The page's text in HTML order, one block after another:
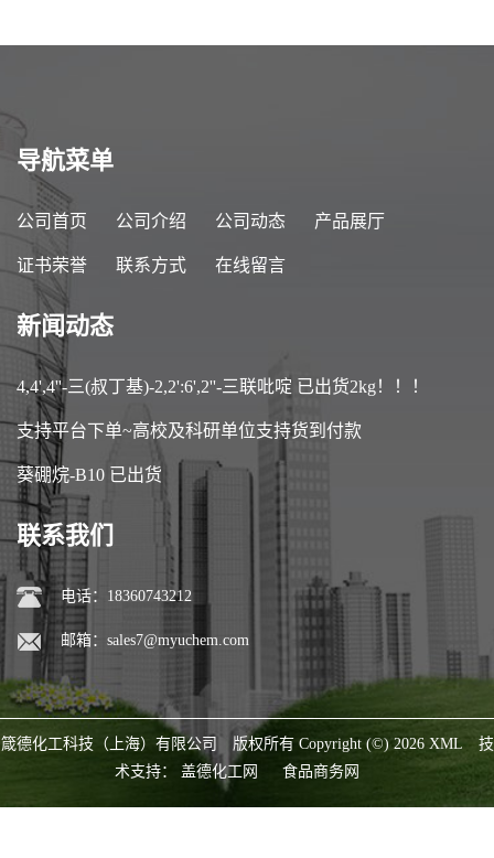
导航菜单
公司首页 公司介绍 公司动态 产品展厅
证书荣誉 联系方式 在线留言
新闻动态
4,4',4''-三(叔丁基)-2,2':6',2''-三联吡啶 已出货2kg！！！
支持平台下单~高校及科研单位支持货到付款
葵硼烷-B10 已出货
联系我们
电话：18360743212
邮箱： sales7@myuchem.com
箴德化工科技（上海）有限公司 版权所有 Copyright (©) 2026 XML
技
术支持： 盖德化工网 食品商务网